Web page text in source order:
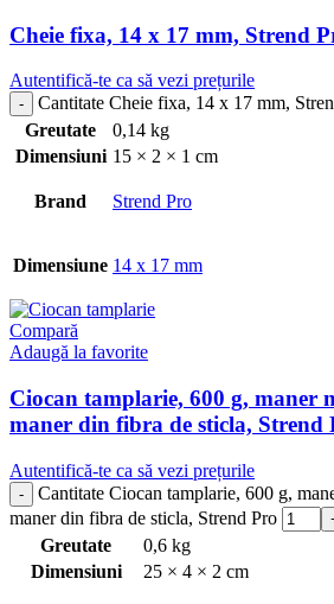
Cheie fixa, 14 x 17 mm, Strend
Autentifică-te ca să vezi prețurile
Cantitate Cheie fixa, 14 x 17 mm,
Greutate
0,14 kg
Dimensiuni 15 × 2 × 1 cm
Brand Strend Pro
Dimensiune 14 x 17 mm
Compară
Adaugă la favorite
Ciocan tamplarie, 600 g, maner
maner din fibra de sticla, Strend
Autentifică-te ca să vezi prețurile
Cantitate Ciocan tamplarie, 600 g,
maner din fibra de sticla, Strend Pro
Greutate
0,6 kg
Dimensiuni
25 × 4 × 2 cm